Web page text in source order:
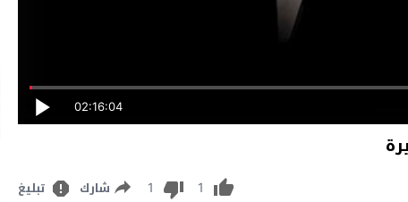
02:16:04
1
1 شارك تبليغ